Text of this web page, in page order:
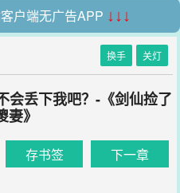
户端无广告APP ↓↓↓
换手 关灯
会丢下我吧？-《剑仙捡了
妻》
存书签 下一章